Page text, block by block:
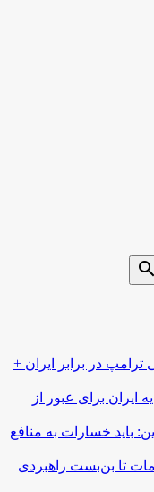
search
ترامپ در برابر ایران +
برای عبور از
باید خسارات به منافع
تا بن‌بست راهبردی